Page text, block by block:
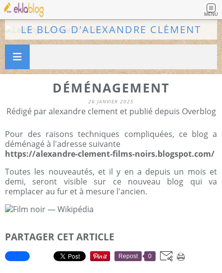
MENU
LE BLOG D'ALEXANDRE CLÉMENT
DÉMÉNAGEMENT
26 JANVIER 2025
Rédigé par alexandre clement et publié depuis Overblog
Pour des raisons techniques compliquées, ce blog a
déménagé à l'adresse suivante
https://alexandre-clement-films-noirs.blogspot.com/
Toutes les nouveautés, et il y en a depuis un mois et
demi, seront visible sur ce nouveau blog qui va
remplacer au fur et à mesure l'ancien.
PARTAGER CET ARTICLE
Repost 0